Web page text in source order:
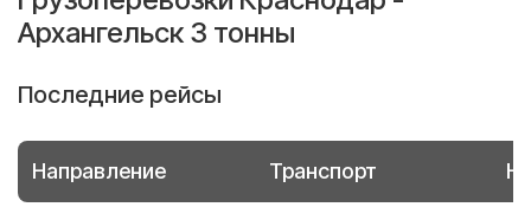
Архангельск 3 тонны
Последние рейсы
Направление Транспорт